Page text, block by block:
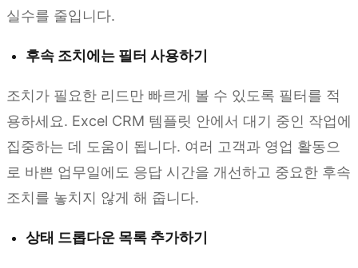
실수를 줄입니다.
후속 조치에는 필터 사용하기
조치가 필요한 리드만 빠르게 볼 수 있도록 필터를 적
용하세요. Excel CRM 템플릿 안에서 대기 중인 작업에
집중하는 데 도움이 됩니다. 여러 고객과 영업 활동으
로 바쁜 업무일에도 응답 시간을 개선하고 중요한 후속
조치를 놓치지 않게 해 줍니다.
상태 드롭다운 목록 추가하기